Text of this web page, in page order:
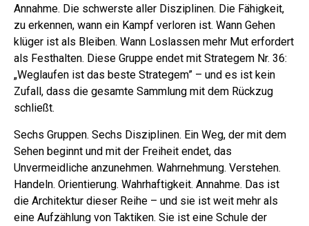
Annahme. Die schwerste aller Disziplinen. Die Fähigkeit,
zu erkennen, wann ein Kampf verloren ist. Wann Gehen
klüger ist als Bleiben. Wann Loslassen mehr Mut erfordert
als Festhalten. Diese Gruppe endet mit Strategem Nr. 36:
„Weglaufen ist das beste Strategem” – und es ist kein
Zufall, dass die gesamte Sammlung mit dem Rückzug
schließt.
Sechs Gruppen. Sechs Disziplinen. Ein Weg, der mit dem
Sehen beginnt und mit der Freiheit endet, das
Unvermeidliche anzunehmen. Wahrnehmung. Verstehen.
Handeln. Orientierung. Wahrhaftigkeit. Annahme. Das ist
die Architektur dieser Reihe – und sie ist weit mehr als
eine Aufzählung von Taktiken. Sie ist eine Schule der